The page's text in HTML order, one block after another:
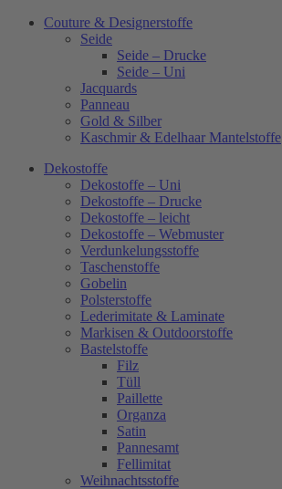
Couture & Designerstoffe
Seide
Seide – Drucke
Seide – Uni
Jacquards
Panneau
Gold & Silber
Kaschmir & Edelhaar Mantelstoffe
Dekostoffe
Dekostoffe – Uni
Dekostoffe – Drucke
Dekostoffe – leicht
Dekostoffe – Webmuster
Verdunkelungsstoffe
Taschenstoffe
Gobelin
Polsterstoffe
Lederimitate & Laminate
Markisen & Outdoorstoffe
Bastelstoffe
Filz
Tüll
Paillette
Organza
Satin
Pannesamt
Fellimitat
Weihnachtsstoffe